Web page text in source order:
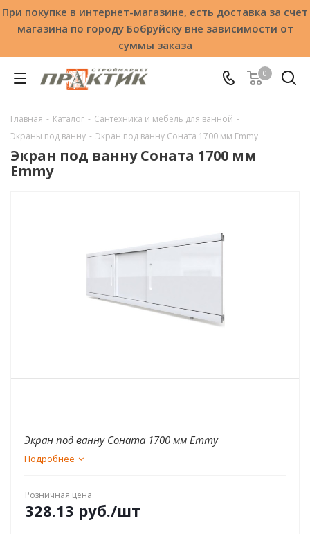
При покупке в интернет-магазине, есть доставка за счет
магазина по городу Бобруйску вне зависимости от
суммы заказа
0
Главная - Каталог - Сантехника и мебель для ванной -
Экраны под ванну - Экран под ванну Соната 1700 мм Emmy
Экран под ванну Соната 1700 мм
Emmy
Экран под ванну Соната 1700 мм Emmy
Подробнее
Розничная цена
328.13 руб./шт